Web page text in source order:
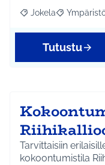
Rajaa tulokset
Jokela Rajaa
Tutustu
Tarvittaisiin
kokoontumistila